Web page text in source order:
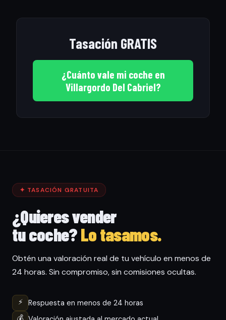
Tasación GRATIS
¿Cuánto vale mi coche en
Villargordo Del Cabriel?
✦ TASACIÓN GRATUITA
¿Quieres vender
tu coche?Lo tasamos.
Obtén una valoración real de tu vehículo en menos de
24 horas. Sin compromiso, sin comisiones ocultas.
⚡
Respuesta en menos de 24 horas
💰